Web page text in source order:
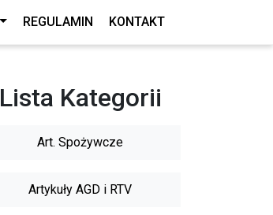
REGULAMIN KONTAKT
Lista Kategorii
Art. Spożywcze
Artykuły AGD i RTV